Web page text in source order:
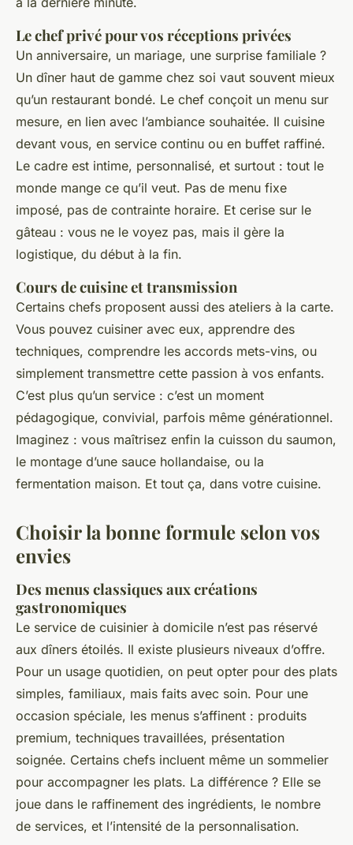
Le chef privé pour vos réceptions privées
Un anniversaire, un mariage, une surprise familiale ?
Un dîner haut de gamme chez soi vaut souvent mieux
qu’un restaurant bondé. Le chef conçoit un menu sur
mesure, en lien avec l’ambiance souhaitée. Il cuisine
devant vous, en service continu ou en buffet raffiné.
Le cadre est intime, personnalisé, et surtout : tout le
monde mange ce qu’il veut. Pas de menu fixe
imposé, pas de contrainte horaire. Et cerise sur le
gâteau : vous ne le voyez pas, mais il gère la
logistique, du début à la fin.
Cours de cuisine et transmission
Certains chefs proposent aussi des ateliers à la carte.
Vous pouvez cuisiner avec eux, apprendre des
techniques, comprendre les accords mets-vins, ou
simplement transmettre cette passion à vos enfants.
C’est plus qu’un service : c’est un moment
pédagogique, convivial, parfois même générationnel.
Imaginez : vous maîtrisez enfin la cuisson du saumon,
le montage d’une sauce hollandaise, ou la
fermentation maison. Et tout ça, dans votre cuisine.
Choisir la bonne formule selon vos
envies
Des menus classiques aux créations
gastronomiques
Le service de cuisinier à domicile n’est pas réservé
aux dîners étoilés. Il existe plusieurs niveaux d’offre.
Pour un usage quotidien, on peut opter pour des plats
simples, familiaux, mais faits avec soin. Pour une
occasion spéciale, les menus s’affinent : produits
premium, techniques travaillées, présentation
soignée. Certains chefs incluent même un sommelier
pour accompagner les plats. La différence ? Elle se
joue dans le raffinement des ingrédients, le nombre
de services, et l’intensité de la personnalisation.